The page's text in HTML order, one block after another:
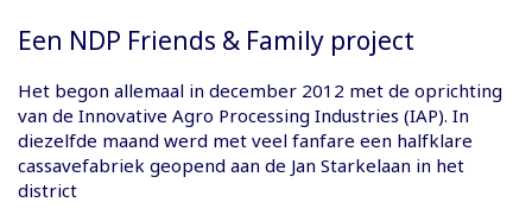
Een NDP Friends & Family project
Het begon allemaal in december 2012 met de oprichting
van de Innovative Agro Processing Industries (IAP). In
diezelfde maand werd met veel fanfare een halfklare
cassavefabriek geopend aan de Jan Starkelaan in het
district